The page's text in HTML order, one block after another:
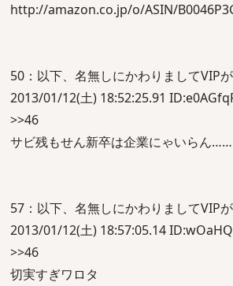
http://amazon.co.jp/o/ASIN/
50：以下、名無しにかわりましてVIP
2013/01/12(土) 18:52:25.91
>>46
サビ残もせん新卒は企業にゃいらん……
57：以下、名無しにかわりましてVIP
2013/01/12(土) 18:57:05.14
>>46
切実すぎワロタ